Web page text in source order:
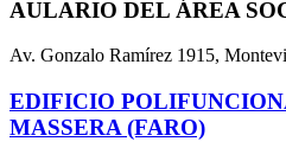
AULARIO DEL ÁREA
Av. Gonzalo Ramírez 1915,
EDIFICIO
MASSERA (FARO)